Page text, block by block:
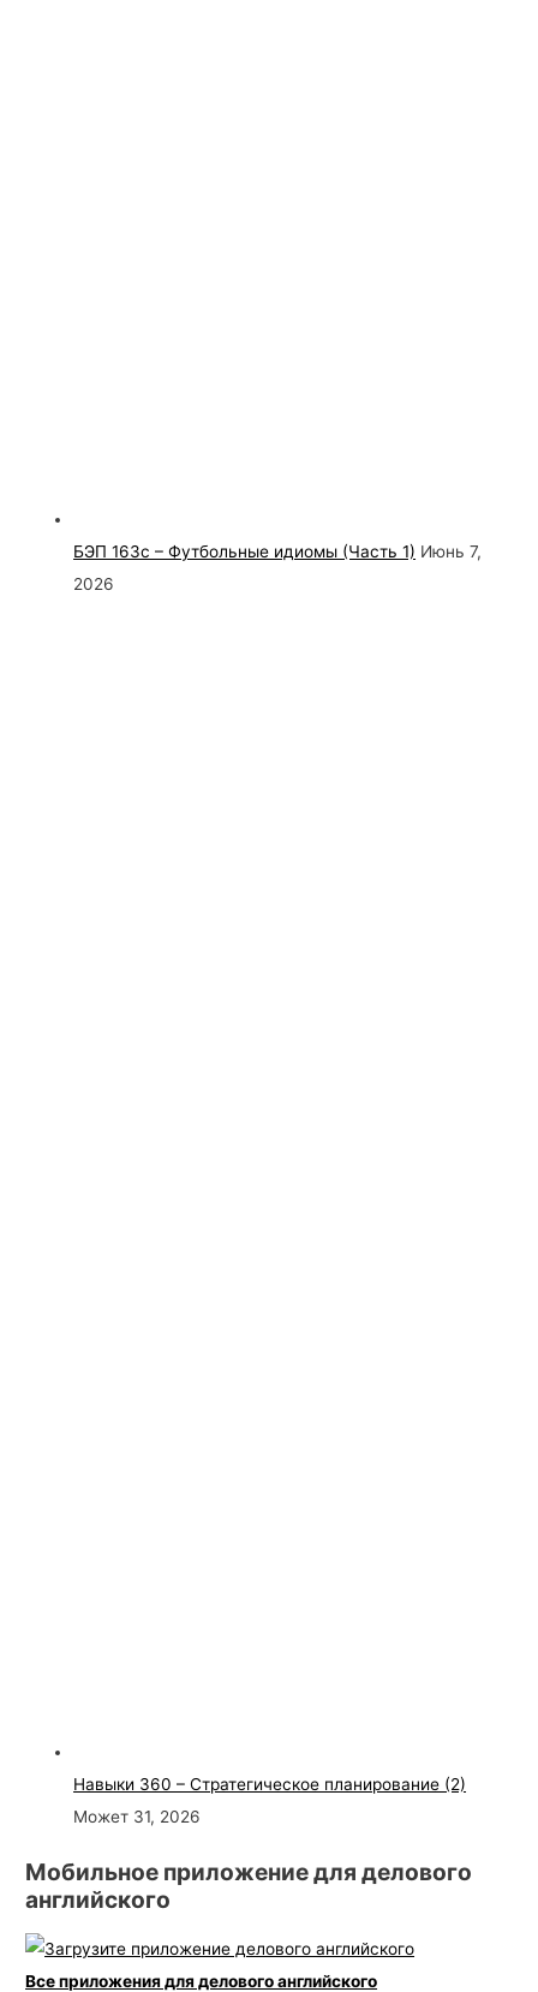
БЭП 163с – Футбольные идиомы (Часть 1) Июнь 7,
2026
Навыки 360 – Стратегическое планирование (2)
Может 31, 2026
Мобильное приложение для делового
английского
Все приложения для делового английского